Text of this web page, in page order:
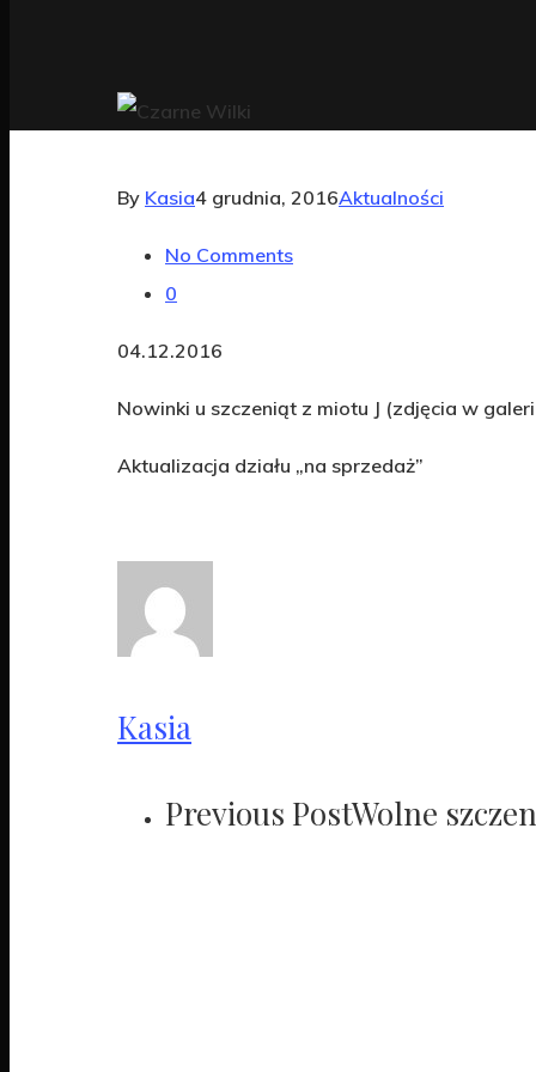
By Kasia4 grudnia, 2016Aktualności
No Comments
0
04.12.2016
Nowinki u szczeniąt z miotu J (zdjęcia w
Aktualizacja działu „na sprzedaż”
Kasia
Previous PostWolne